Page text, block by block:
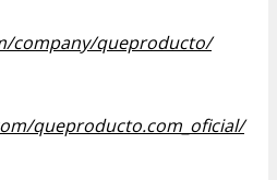
company/queproducto/
queproducto.com_oficial/